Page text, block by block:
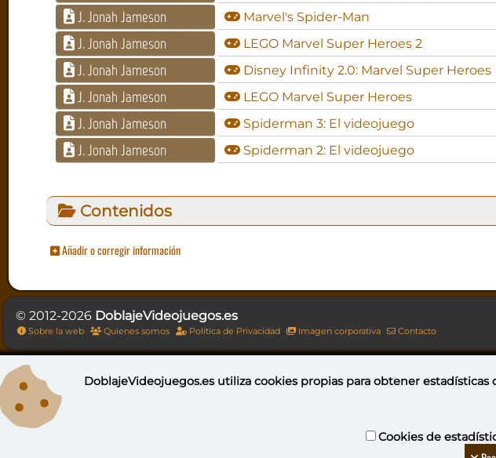
J. Jonah Jameson Marvel's Spider-Man
J. Jonah Jameson LEGO Marvel Super Heroes 2
J. Jonah Jameson Disney Infinity 2.0: Marvel Super Heroes
J. Jonah Jameson LEGO Marvel Super Heroes
J. Jonah Jameson Spiderman 3: El videojuego
J. Jonah Jameson Spiderman 2: El videojuego
Contenidos
Añadir o corregir información
© 2012-2026 DoblajeVideojuegos.es
Sobre la web Quienes somos Política de Privacidad Imagen corporativa Contacto
Esta obra está bajo una licencia de Creative
DoblajeVideojuegos.es utilizacookies propiaspara obtener estadísticas
Cookies de